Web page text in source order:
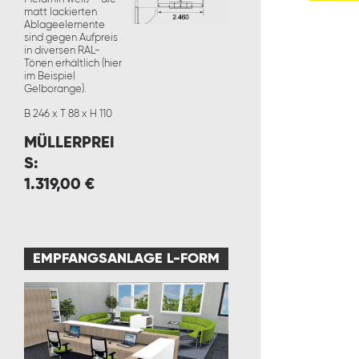
matt lackierten
Ablageelemente
sind gegen Aufpreis
in diversen RAL-
Tönen erhältlich (hier
im Beispiel
Gelborange).
B 246 x T 88 x H 110
MÜLLERPREI
S:
1.319,00 €
EMPFANGSANLAGE L-FORM